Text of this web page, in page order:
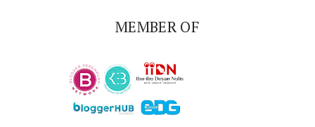
MEMBER OF